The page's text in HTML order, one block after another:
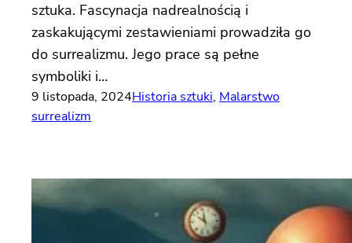
sztuka. Fascynacja nadrealnością i
zaskakującymi zestawieniami prowadziła go
do surrealizmu. Jego prace są pełne
symboliki i…
9 listopada, 2024Historia sztuki, Malarstwo
surrealizm